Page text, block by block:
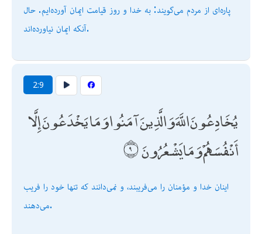
پاره‌اى از مردم مى‌گويند: به خدا و روز قيامت ايمان آورده‌ايم. حال
آنكه ايمان نياورده‌اند.
2:9
يُخَادِعُونَ اللَّهَ وَالَّذِينَ آمَنُوا وَمَا يَخْدَعُونَ إِلَّا
أَنْفُسَهُمْ وَمَا يَشْعُرُونَ
اينان خدا و مؤمنان را مى‌فريبند، و نمى‌دانند كه تنها خود را فريب
مى‌دهند.